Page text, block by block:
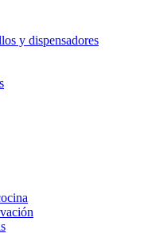
y dispensadores